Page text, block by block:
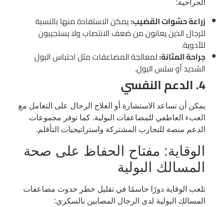
الجراحية:
زراعة حشوات القضيب:يمكن الاستفادة منها بالنسبة
للرجال الذين يعانون من ضعف الانتصاب ولا يستجيبون
للأدوية.
جراحة المثانة:لمعالجة المضاعفات مثل احتباس البول
الشديد أو سلس البول.
4. الدعم النفسي
يمكن أن تساعد الاستشارة أو العلاج الرجال على التعامل مع
العبء العاطفي للمضاعفات البولية. كما توفر مجموعات
الدعم منصة للتجارب المشتركة واستراتيجيات التأقلم.
الوقاية: مفتاح الحفاظ على صحة
المسالك البولية
تلعب الوقاية دورًا حاسمًا في تقليل خطر حدوث مضاعفات
المسالك البولية لدى الرجال المصابين بالسكري: